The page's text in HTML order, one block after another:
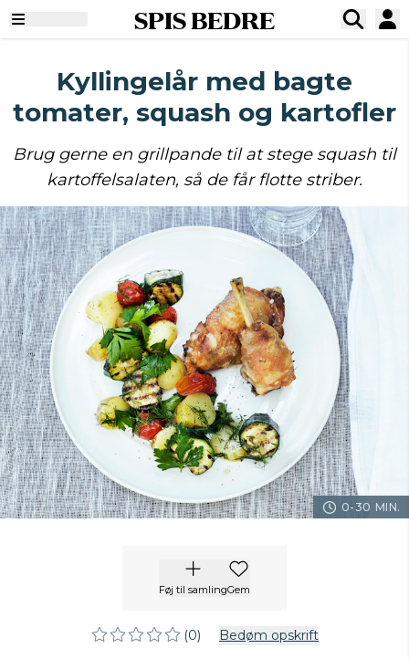
SPIS BEDRE
Kyllingelår med bagte
tomater, squash og kartofler
Brug gerne en grillpande til at stege squash til
kartoffelsalaten, så de får flotte striber.
0-30 MIN.
Føj til samlingGem
(0) Bedøm opskrift